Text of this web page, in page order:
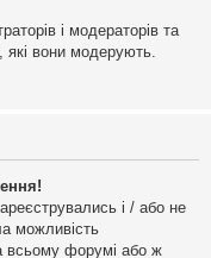
і модераторів та
які вони модерують.
і / або не
можливість
всьому форумі або ж